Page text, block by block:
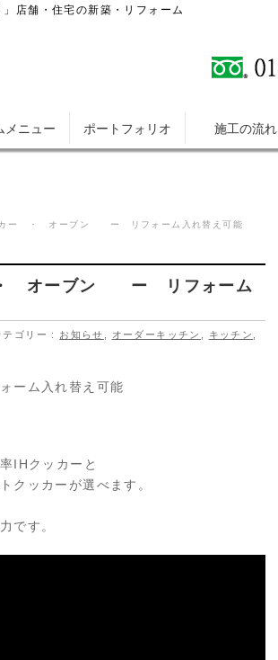
店舗・住宅の新築・リフォーム
メニュー ポートフォリオ 施工の流れ
・ オーブン ー リフォーム入れ替え可能
オーブン ー リフォーム
テゴリー : お知らせ オーダーキッチン キッチン
ム入れ替え可能
IHクッカーと
クッカーが選べます。
です。